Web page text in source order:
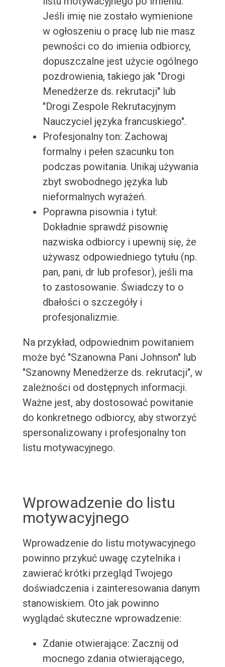
Jeśli imię nie zostało wymienione
w ogłoszeniu o pracę lub nie masz
pewności co do imienia odbiorcy,
dopuszczalne jest użycie ogólnego
pozdrowienia, takiego jak "Drogi
Menedżerze ds. rekrutacji" lub
"Drogi Zespole Rekrutacyjnym
Nauczyciel języka francuskiego".
Profesjonalny ton: Zachowaj
formalny i pełen szacunku ton
podczas powitania. Unikaj używania
zbyt swobodnego języka lub
nieformalnych wyrażeń.
Poprawna pisownia i tytuł:
Dokładnie sprawdź pisownię
nazwiska odbiorcy i upewnij się, że
używasz odpowiedniego tytułu (np.
pan, pani, dr lub profesor), jeśli ma
to zastosowanie. Świadczy to o
dbałości o szczegóły i
profesjonalizmie.
Na przykład, odpowiednim powitaniem
może być "Szanowna Pani Johnson" lub
"Szanowny Menedżerze ds. rekrutacji", w
zależności od dostępnych informacji.
Ważne jest, aby dostosować powitanie
do konkretnego odbiorcy, aby stworzyć
spersonalizowany i profesjonalny ton
listu motywacyjnego.
Wprowadzenie do listu
motywacyjnego
Wprowadzenie do listu motywacyjnego
powinno przykuć uwagę czytelnika i
zawierać krótki przegląd Twojego
doświadczenia i zainteresowania danym
stanowiskiem. Oto jak powinno
wyglądać skuteczne wprowadzenie:
Zdanie otwierające: Zacznij od
mocnego zdania otwierającego,